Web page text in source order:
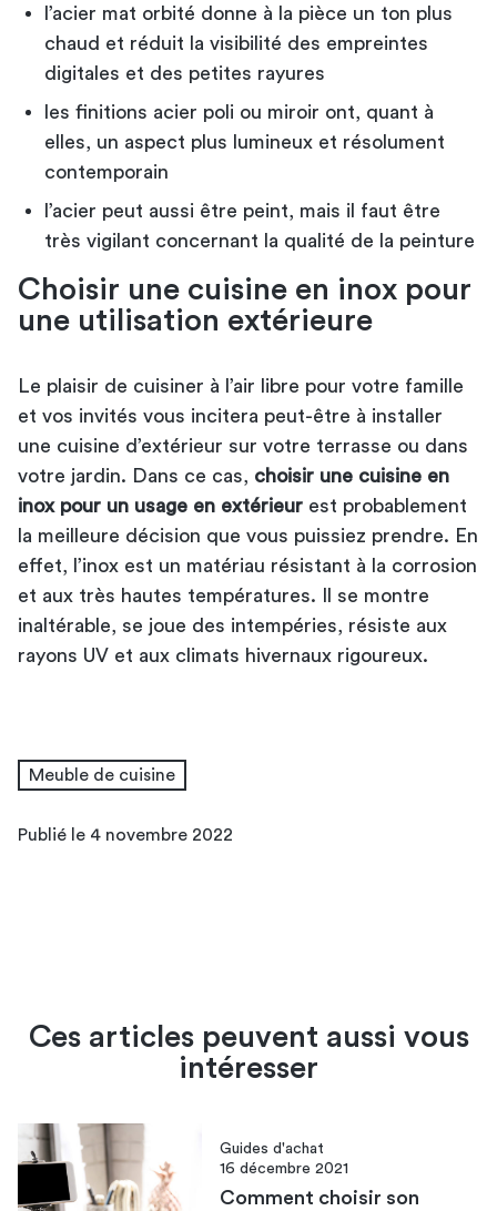
l’acier mat orbité donne à la pièce un ton plus
chaud et réduit la visibilité des empreintes
digitales et des petites rayures
les finitions acier poli ou miroir ont, quant à
elles, un aspect plus lumineux et résolument
contemporain
l’acier peut aussi être peint, mais il faut être
très vigilant concernant la qualité de la peinture
Choisir une cuisine en inox pour
une utilisation extérieure
Le plaisir de cuisiner à l’air libre pour votre famille
et vos invités vous incitera peut-être à installer
une cuisine d’extérieur sur votre terrasse ou dans
votre jardin. Dans ce cas, choisir une cuisine en
inox pour un usage en extérieur est probablement
la meilleure décision que vous puissiez prendre. En
effet, l’inox est un matériau résistant à la corrosion
et aux très hautes températures. Il se montre
inaltérable, se joue des intempéries, résiste aux
rayons UV et aux climats hivernaux rigoureux.
Meuble de cuisine
Publié le 4 novembre 2022
Ces articles peuvent aussi vous
intéresser
Guides d'achat
16 décembre 2021
Comment choisir son